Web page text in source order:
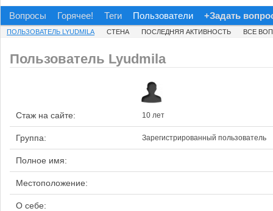
Вопросы Горячее! Теги Пользователи +Задать
ПОЛЬЗОВАТЕЛЬ LYUDMILA СТЕНА ПОСЛЕДНЯЯ АКТИВНОСТЬ ВСЕ
Пользователь Lyudmila
Стаж на сайте: 10 лет
Группа: Зарегистрированный пользователь
Полное имя:
Местоположение:
О себе: